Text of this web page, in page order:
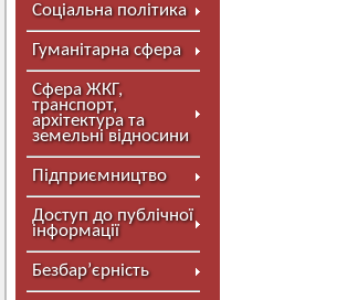
Соціальна політика
Гуманітарна сфера
Сфера ЖКГ,
транспорт,
архітектура та
земельні відносини
Підприємництво
Доступ до публічної
інформації
Безбар’єрність